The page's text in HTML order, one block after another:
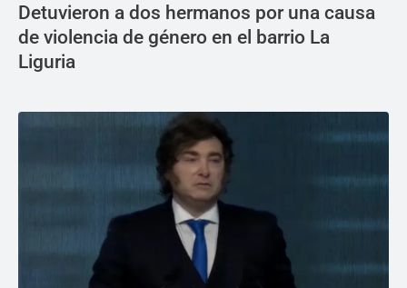
Detuvieron a dos hermanos por una causa
de violencia de género en el barrio La
Liguria